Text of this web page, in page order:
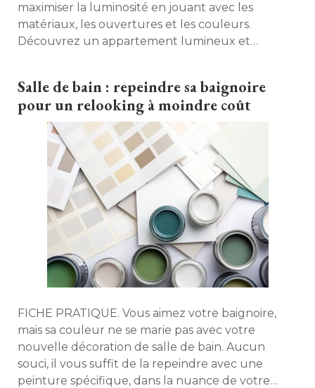
maximiser la luminosité en jouant avec les
matériaux, les ouvertures et les couleurs.
Découvrez un appartement lumineux et
Salle de bain : repeindre sa baignoire
pour un relooking à moindre coût
FICHE PRATIQUE. Vous aimez votre baignoire,
mais sa couleur ne se marie pas avec votre
nouvelle décoration de salle de bain. Aucun
souci, il vous suffit de la repeindre avec une
peinture spécifique, dans la nuance de votre